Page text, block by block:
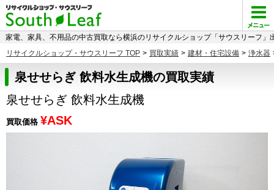
家電、家具、不用品の中古買取なら横浜のリサイクルショップ「サウスリーフ」
リサイクルショップ・サウスリーフ TOP > 買取実績 > 建材・住宅設備 > 浄水器
泉せせらぎ 飲料水生成機の買取実績
泉せせらぎ 飲料水生成機
買取価格 ¥ASK